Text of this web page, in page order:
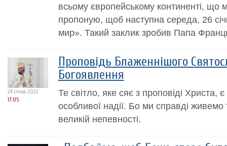
всьому європейському континенті, що
пропоную, щоб наступна середа, 26
мир». Такий заклик зробив Папа
24 січня 2022
17:05
Проповідь Блаженнішого
Богоявлення
Те світло, яке сяє з проповіді Христа,
особливої надії. Бо ми справді
великій непевності.